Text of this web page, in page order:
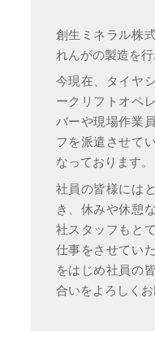
創生ミネラル株
れんがの製造を行
今現在、タイヤ
ークリフトオペ
バーや現場作業
フを派遣させて
なっております。
社員の皆様には
き、休みや休憩
社スタッフもと
仕事をさせてい
をはじめ社員の
合いをよろしくお